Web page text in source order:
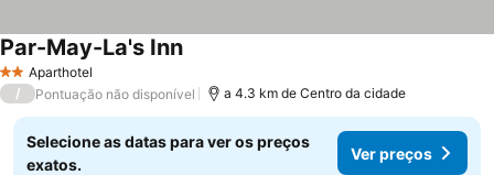
2 EstrelasAparthotel
Par-May-La's InnVer preços
/ Pontuação não disponível a 4.3 km de Centro da cidade
Selecione as datas para ver os preços
exatos.
Ver preços